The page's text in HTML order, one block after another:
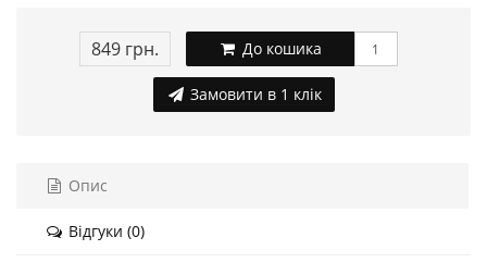
849 грн. До кошика
Замовити в 1 клік
Опис
Відгуки (0)